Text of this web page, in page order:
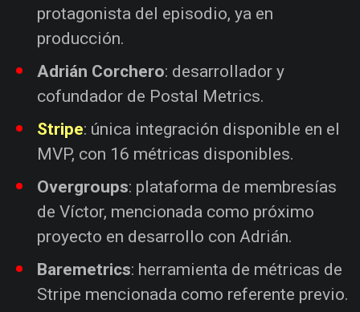
protagonista del episodio, ya en
producción.
Adrián Corchero: desarrollador y
cofundador de Postal Metrics.
Stripe: única integración disponible en el
MVP, con 16 métricas disponibles.
Overgroups: plataforma de membresías
de Víctor, mencionada como próximo
proyecto en desarrollo con Adrián.
Baremetrics: herramienta de métricas de
Stripe mencionada como referente previo.